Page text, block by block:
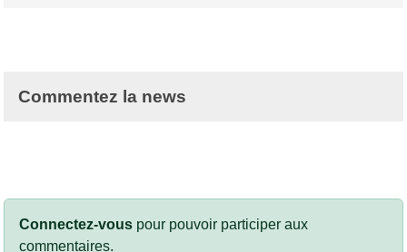
Commentez la news
Connectez-vous pour pouvoir participer aux
commentaires.